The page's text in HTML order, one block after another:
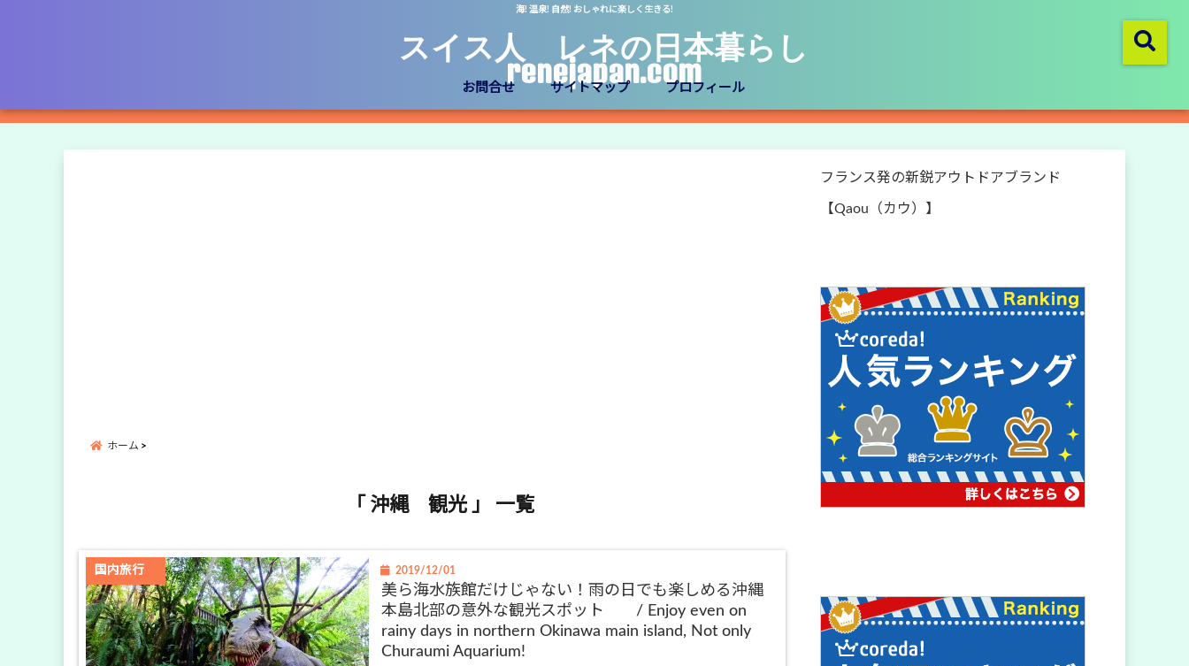
海! 温泉! 自然! おしゃれに楽しく生きる!
スイス人 レネの日本暮らし
renejapan.com
お問合せ サイトマップ プロフィール
ホーム
「 沖縄 観光 」 一覧
国内旅行 2019/12/01
美ら海水族館だけじゃない！雨の日でも楽しめる沖縄
本島北部の意外な観光スポット / Enjoy even on
rainy days in northern Okinawa main island, Not only
Churaumi Aquarium!
フランス発の新鋭アウトドアブランド
【Qaou（カウ）】